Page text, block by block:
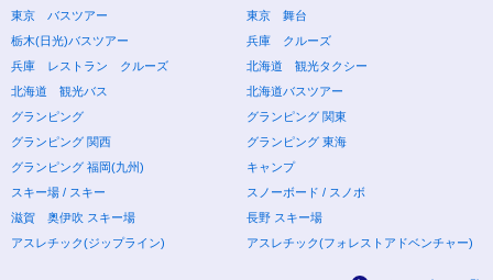
東京 バスツアー
東京 舞台
栃木(日光)バスツアー
兵庫 クルーズ
兵庫 レストラン クルーズ
北海道 観光タクシー
北海道 観光バス
北海道バスツアー
グランピング
グランピング 関東
グランピング 関西
グランピング 東海
グランピング 福岡(九州)
キャンプ
スキー場 / スキー
スノーボード / スノボ
滋賀 奥伊吹 スキー場
長野 スキー場
アスレチック(ジップライン)
アスレチック(フォレストアドベンチャー)